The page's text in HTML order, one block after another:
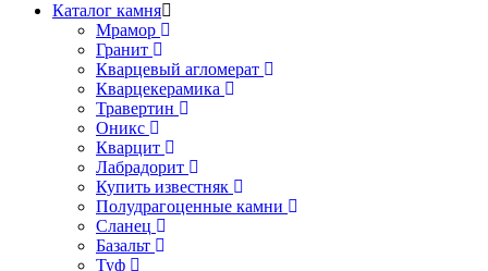
Каталог камня
Мрамор
Гранит
Кварцевый агломерат
Кварцекерамика
Травертин
Оникс
Кварцит
Лабрадорит
Купить известняк
Полудрагоценные камни
Сланец
Базальт
Туф